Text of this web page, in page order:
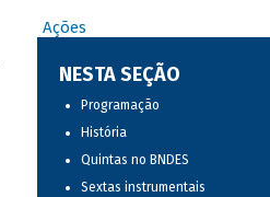
Ações
NESTA SEÇÃO
Programação
História
Quintas no BNDES
Sextas instrumentais